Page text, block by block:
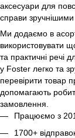
аксесуари для
справи
Ми додаємо в
використовувати
та практичні речі
у Foster легко та
перевірити товар
допомагають
замовлення.
Працюємо з
1700+